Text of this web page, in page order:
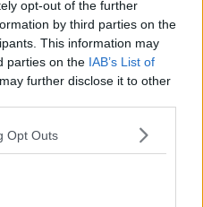
opt-out of the further
by third parties on the
This information may
parties on the IAB’s List of
further disclose it to other
Opt Outs